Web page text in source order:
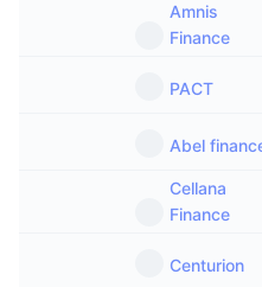
Обща NFT
Предстоящи
Ликвидации
Проценти на
Airdrop събития
Диамантени награди
Научете и
Amnis
Finance
PACT
Abel
Cellana
Finance
Centurion